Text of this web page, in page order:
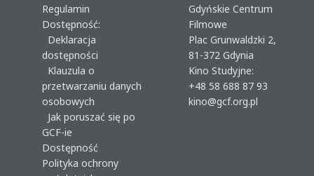
Regulamin
Dostępność:
Deklaracja
dostępności
Klauzula o
przetwarzaniu danych
osobowych
Jak poruszać się po
GCF-ie
Dostępność
Polityka ochrony
Gdyńskie Centrum
Filmowe
Plac Grunwaldzki 2,
81-372 Gdynia
Kino Studyjne:
+48 58 688 87 93
kino@gcf.org.pl